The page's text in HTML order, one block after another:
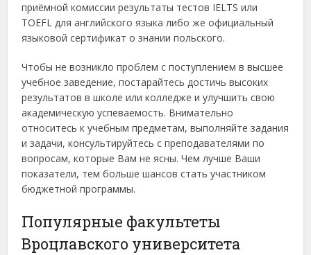
приёмной комиссии результаты тестов IELTS или
TOEFL для английского языка либо же официальный
языковой сертификат о знании польского.
Чтобы не возникло проблем с поступлением в высшее
учебное заведение, постарайтесь достичь высоких
результатов в школе или колледже и улучшить свою
академическую успеваемость. Внимательно
относитесь к учебным предметам, выполняйте задания
и задачи, консультируйтесь с преподавателями по
вопросам, которые Вам не ясны. Чем лучше Ваши
показатели, тем больше шансов стать участником
бюджетной программы.
Популярные факультеты
Вроцлавского университета